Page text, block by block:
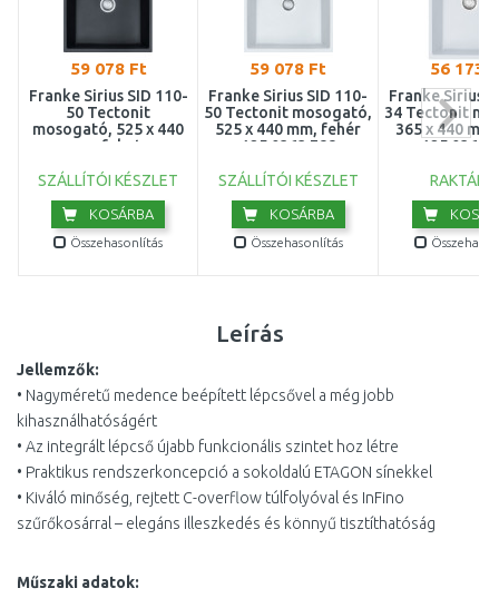
59 078 Ft
Franke Sirius SID 110-
50 Tectonit
mosogató, 525 x 440
mm, fekete
SZÁLLÍTÓI KÉSZLET
KOSÁRBA
Összehasonlítás
59 078 Ft
Franke Sirius SID 110-
50 Tectonit mosogató,
525 x 440 mm, fehér
125.0363.788
SZÁLLÍTÓI KÉSZLET
KOSÁRBA
Összehasonlítás
56 173
Franke Sirius
34 Tectonit
365 x 440
Leírás
Jellemzők:
• Nagyméretű medence beépített lépcsővel a még jobb
kihasználhatóságért
• Az integrált lépcső újabb funkcionális szintet hoz létre
• Praktikus rendszerkoncepció a sokoldalú ETAGON sínekkel
• Kiváló minőség, rejtett C-overflow túlfolyóval és InFino
szűrőkosárral – elegáns illeszkedés és könnyű tisztíthatóság
Műszaki adatok: